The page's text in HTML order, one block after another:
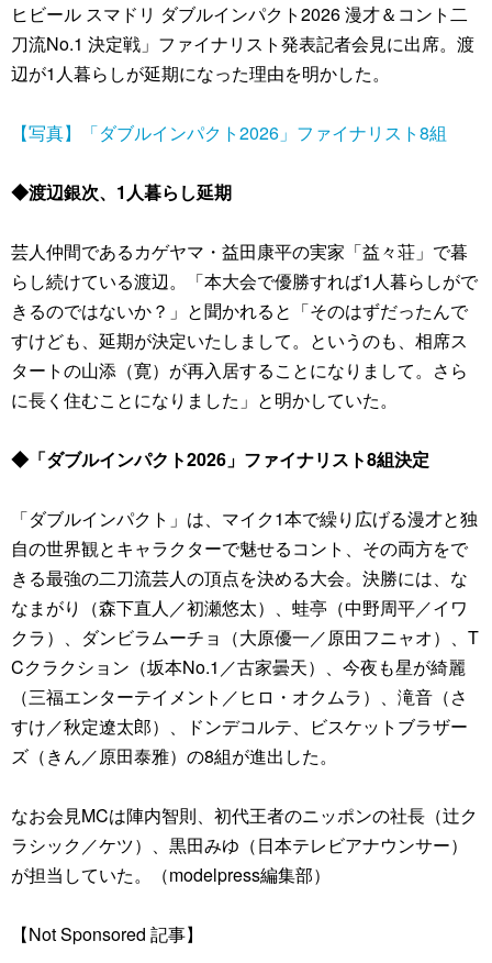
ヒビール スマドリ ダブルインパクト2026 漫才＆コント二
刀流No.1 決定戦」ファイナリスト発表記者会見に出席。渡
辺が1人暮らしが延期になった理由を明かした。
【写真】「ダブルインパクト2026」ファイナリスト8組
◆渡辺銀次、1人暮らし延期
芸人仲間であるカゲヤマ・益田康平の実家「益々荘」で暮
らし続けている渡辺。「本大会で優勝すれば1人暮らしがで
きるのではないか？」と聞かれると「そのはずだったんで
すけども、延期が決定いたしまして。というのも、相席ス
タートの山添（寛）が再入居することになりまして。さら
に長く住むことになりました」と明かしていた。
◆「ダブルインパクト2026」ファイナリスト8組決定
「ダブルインパクト」は、マイク1本で繰り広げる漫才と独
自の世界観とキャラクターで魅せるコント、その両方をで
きる最強の二刀流芸人の頂点を決める大会。決勝には、な
なまがり（森下直人／初瀬悠太）、蛙亭（中野周平／イワ
クラ）、ダンビラムーチョ（大原優一／原田フニャオ）、T
Cクラクション（坂本No.1／古家曇天）、今夜も星が綺麗
（三福エンターテイメント／ヒロ・オクムラ）、滝音（さ
すけ／秋定遼太郎）、ドンデコルテ、ビスケットブラザー
ズ（きん／原田泰雅）の8組が進出した。
なお会見MCは陣内智則、初代王者のニッポンの社長（辻ク
ラシック／ケツ）、黒田みゆ（日本テレビアナウンサー）
が担当していた。（modelpress編集部）
【Not Sponsored 記事】